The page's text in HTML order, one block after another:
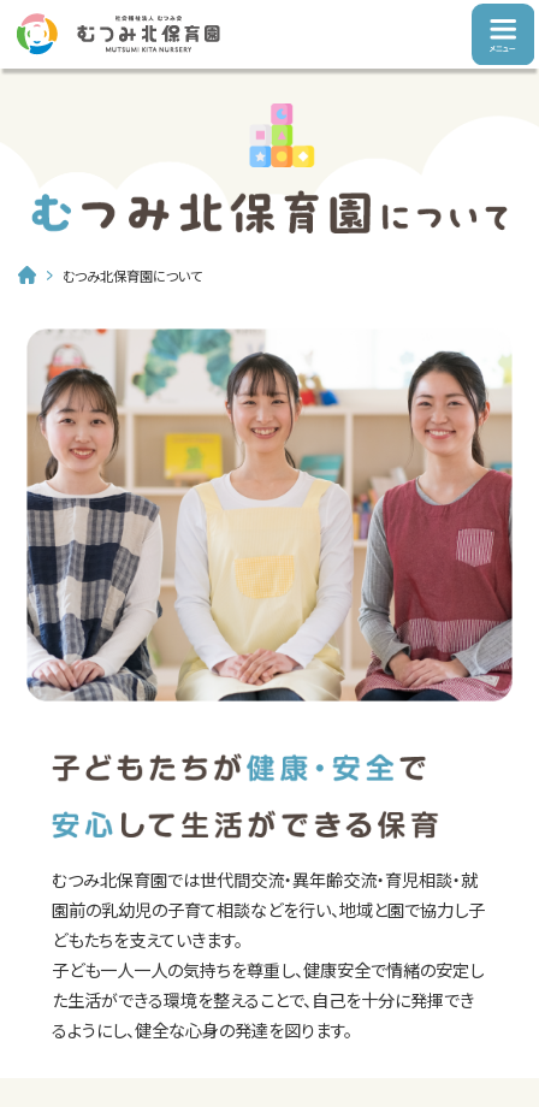
むつみ北保育園について
むつみ北保育園では世代間交流・異年齢交流・育児相談・就
園前の乳幼児の子育て相談などを行い、地域と園で協力し子
どもたちを支えていきます。
子ども一人一人の気持ちを尊重し、健康安全で情緒の安定し
た生活ができる環境を整えることで、自己を十分に発揮でき
るようにし、健全な心身の発達を図ります。